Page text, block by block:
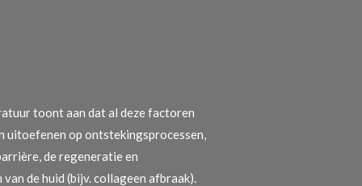
toont aan dat al deze factoren
uitoefenen op ontstekingsprocessen,
de regeneratie en
de huid (bijv. collageen afbraak).